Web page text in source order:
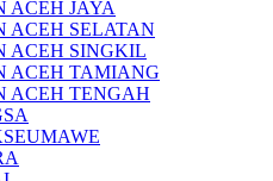
ACEH JAYA
ACEH SELATAN
ACEH SINGKIL
ACEH TAMIANG
ACEH TENGAH